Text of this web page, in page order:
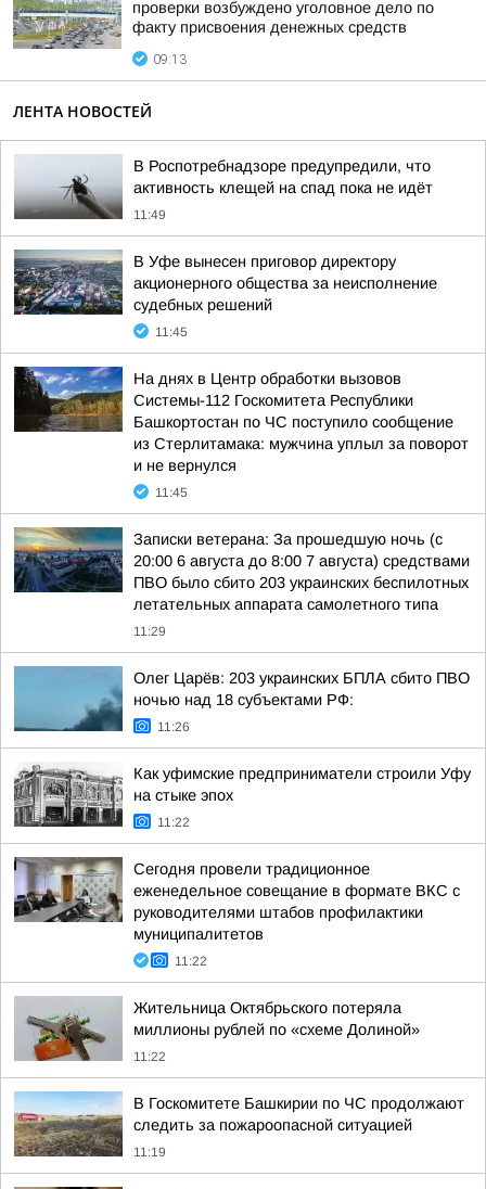
проверки возбуждено уголовное дело по
факту присвоения денежных средств
09:13
ЛЕНТА НОВОСТЕЙ
В Роспотребнадзоре предупредили, что
активность клещей на спад пока не идёт
11:49
В Уфе вынесен приговор директору
акционерного общества за неисполнение
судебных решений
11:45
На днях в Центр обработки вызовов
Системы-112 Госкомитета Республики
Башкортостан по ЧС поступило сообщение
из Стерлитамака: мужчина уплыл за поворот
и не вернулся
11:45
Записки ветерана: За прошедшую ночь (с
20:00 6 августа до 8:00 7 августа) средствами
ПВО было сбито 203 украинских беспилотных
летательных аппарата самолетного типа
11:29
Олег Царёв: 203 украинских БПЛА сбито ПВО
ночью над 18 субъектами РФ:
11:26
Как уфимские предприниматели строили Уфу
на стыке эпох
11:22
Сегодня провели традиционное
еженедельное совещание в формате ВКС с
руководителями штабов профилактики
муниципалитетов
11:22
Жительница Октябрьского потеряла
миллионы рублей по «схеме Долиной»
11:22
В Госкомитете Башкирии по ЧС продолжают
следить за пожароопасной ситуацией
11:19